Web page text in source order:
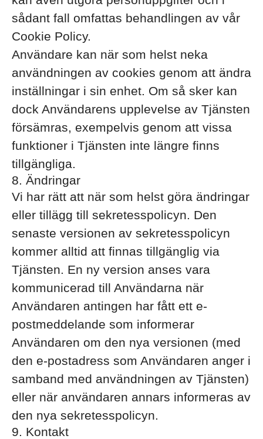
sådant fall omfattas behandlingen av vår
Cookie Policy.
Användare kan när som helst neka
användningen av cookies genom att ändra
inställningar i sin enhet. Om så sker kan
dock Användarens upplevelse av Tjänsten
försämras, exempelvis genom att vissa
funktioner i Tjänsten inte längre finns
tillgängliga.
8. Ändringar
Vi har rätt att när som helst göra ändringar
eller tillägg till sekretesspolicyn. Den
senaste versionen av sekretesspolicyn
kommer alltid att finnas tillgänglig via
Tjänsten. En ny version anses vara
kommunicerad till Användarna när
Användaren antingen har fått ett e-
postmeddelande som informerar
Användaren om den nya versionen (med
den e-postadress som Användaren anger i
samband med användningen av Tjänsten)
eller när användaren annars informeras av
den nya sekretesspolicyn.
9. Kontakt